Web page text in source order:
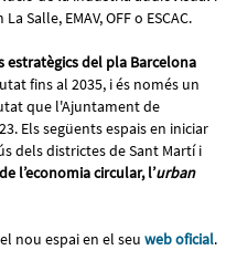
Salle, EMAV, OFF o ESCAC.
estratègics del pla Barcelona
fins al 2035, i és només un
que l'Ajuntament de
Els següents espais en iniciar
dels districtes de Sant Martí i
l’economia circular, l’urban
nou espai en el seu web oficial.